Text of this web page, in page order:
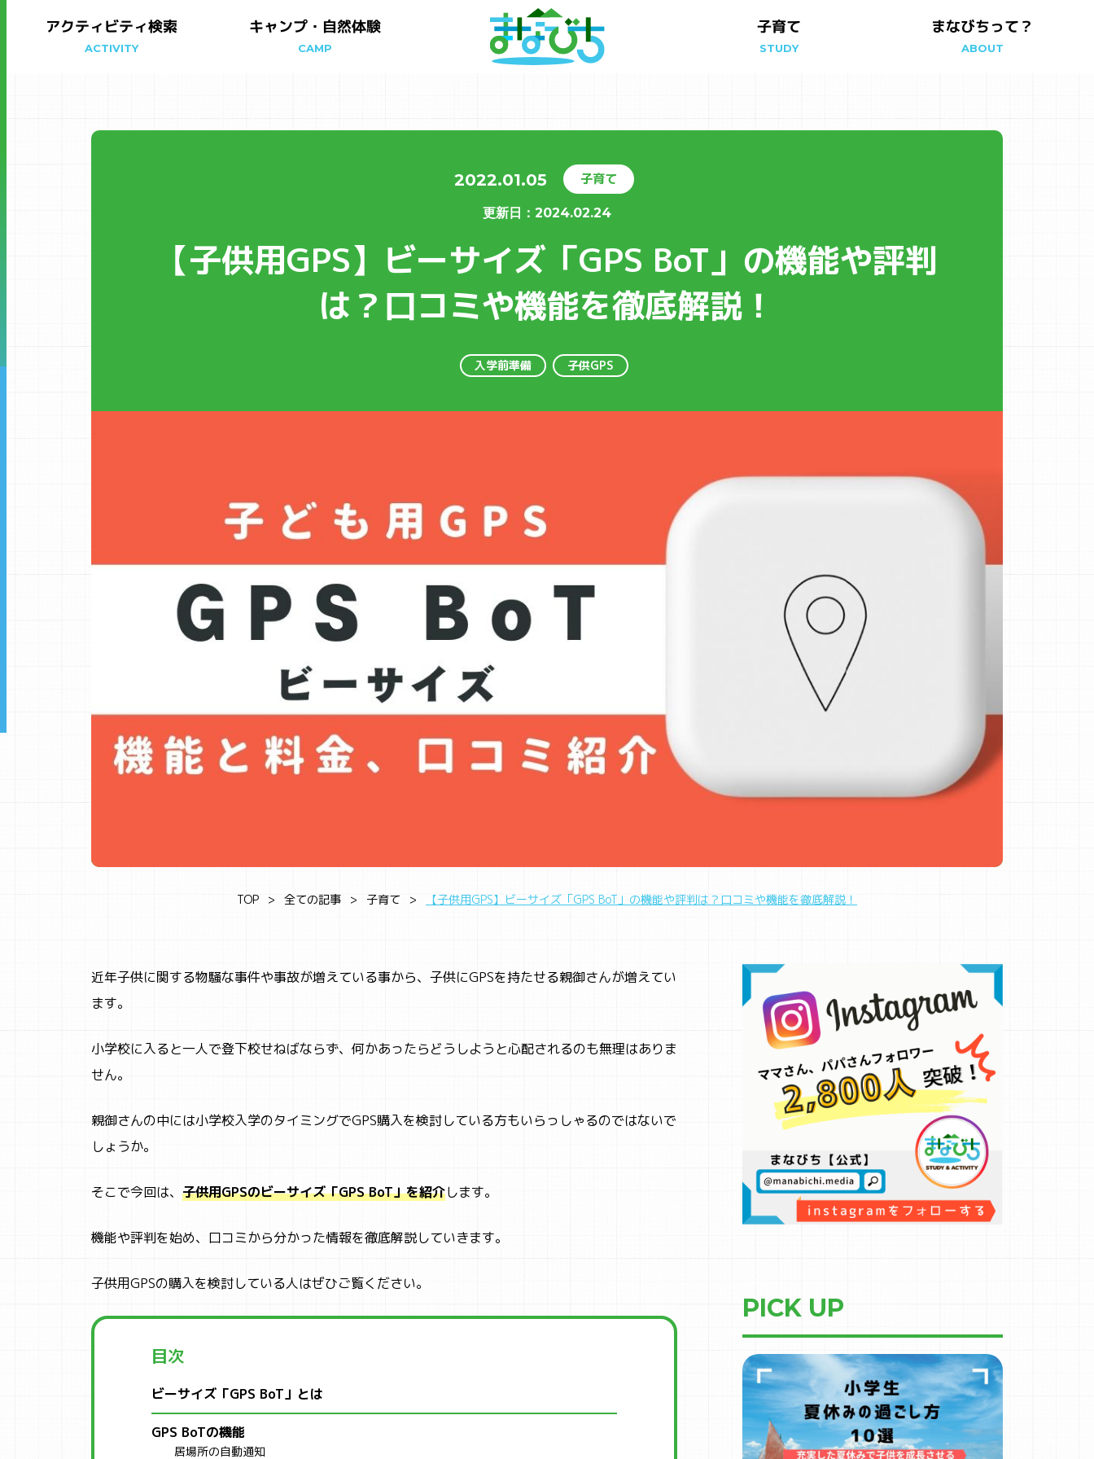
アクティビティ検索
ACTIVITY
キャンプ・自然体験
CAMP
子育て
STUDY
まなびちって？
ABOUT
2022.01.05
更新⽇： 2024.02.24
子育て
【子供用GPS】ビーサイズ「GPS BoT」の機能や評判
は？口コミや機能を徹底解説！
入学前準備 子供GPS
TOP 全ての記事 子育て 【子供用GPS】ビーサイズ「GPS BoT」の機能や評判は？口コミや機能を徹底解説！
近年子供に関する物騒な事件や事故が増えている事から、子供にGPSを持たせる親御さんが増えてい
ます。
小学校に入ると一人で登下校せねばならず、何かあったらどうしようと心配されるのも無理はありま
せん。
親御さんの中には小学校入学のタイミングでGPS購入を検討している方もいらっしゃるのではないで
しょうか。
そこで今回は、 子供用GPSのビーサイズ「GPS BoT」を紹介します。
機能や評判を始め、口コミから分かった情報を徹底解説していきます。
子供用GPSの購入を検討している人はぜひご覧ください。
目次
ビーサイズ「GPS BoT」とは
GPS BoTの機能
居場所の自動通知
PICK UP